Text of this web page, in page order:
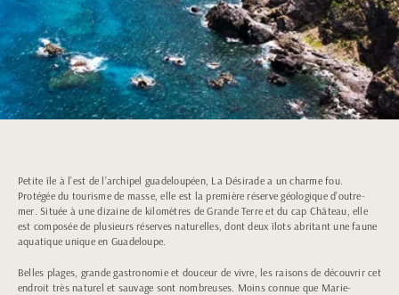
Petite île à l’est de l’archipel guadeloupéen, La Désirade a un charme fou.
Protégée du tourisme de masse, elle est la première réserve géologique d’outre-
mer. Située à une dizaine de kilomètres de Grande Terre et du cap Château, elle
est composée de plusieurs réserves naturelles, dont deux îlots abritant une faune
aquatique unique en Guadeloupe.
Belles plages, grande gastronomie et douceur de vivre, les raisons de découvrir cet
endroit très naturel et sauvage sont nombreuses. Moins connue que Marie-